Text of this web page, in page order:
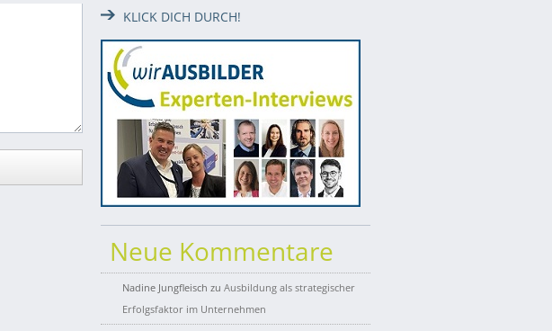
KLICK DICH DURCH!
Neue Kommentare
Nadine Jungfleisch zu Ausbildung als strategischer
Erfolgsfaktor im Unternehmen